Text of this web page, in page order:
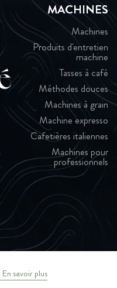
En savoir plus
MACHINES
Machines
Produits d'entretien
machine
Tasses à café
Méthodes douces
Machines à grain
Machine expresso
Cafetières italiennes
Machines pour
professionnels